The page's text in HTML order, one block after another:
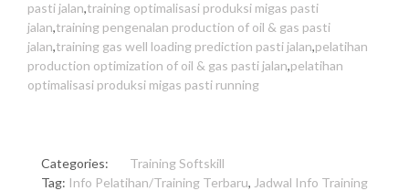
pasti jalan,training optimalisasi produksi migas pasti
jalan,training pengenalan production of oil & gas pasti
jalan,training gas well loading prediction pasti jalan,pelatihan
production optimization of oil & gas pasti jalan,pelatihan
optimalisasi produksi migas pasti running
Categories:
Training Softskill
Tag: Info Pelatihan/Training Terbaru, Jadwal Info Training